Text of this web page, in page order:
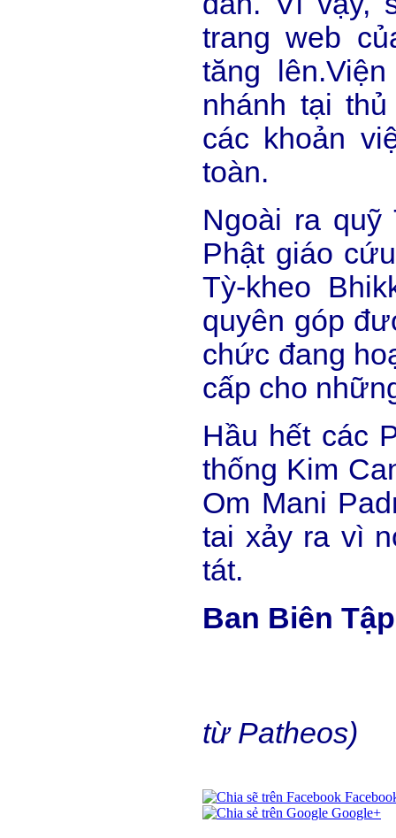
trang web
tăng
nhánh tại
các khoản
toàn.
Ngoài ra quỹ
Phật giáo
Tỳ-kheo
quyên góp
chức đang
cấp cho
Hầu hết các
thống Kim
Om Mani
tai xảy ra vì
tát.
Ban Biên
từ Patheos)
Google+